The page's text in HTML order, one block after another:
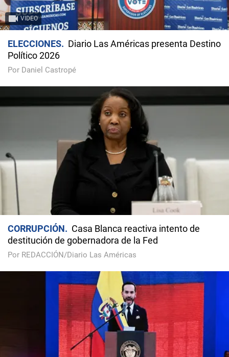
VIDEO
ELECCIONES
Diario Las Américas presenta Destino
Político 2026
Por Daniel Castropé
CORRUPCIÓN
Casa Blanca reactiva intento de
destitución de gobernadora de la Fed
Por REDACCIÓN/Diario Las Américas